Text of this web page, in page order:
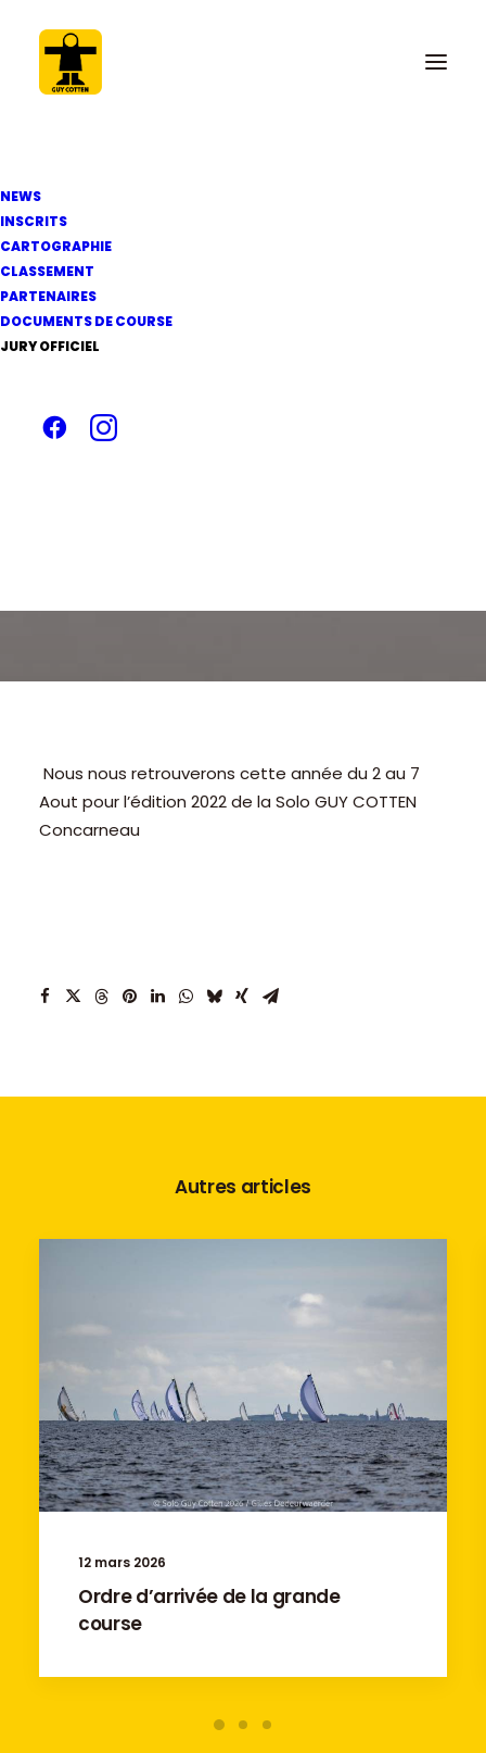
NEWS
INSCRITS
CARTOGRAPHIE
CLASSEMENT
PARTENAIRES
DOCUMENTS DE COURSE
JURY OFFICIEL
Bonne année 2022 -
Les dates de l'édition
Nous nous retrouverons cette année du 2 au 7
Aout pour l’édition 2022 de la Solo GUY COTTEN
Concarneau
Autres articles
12 mars 2026
Ordre d’arrivée de la grande
course